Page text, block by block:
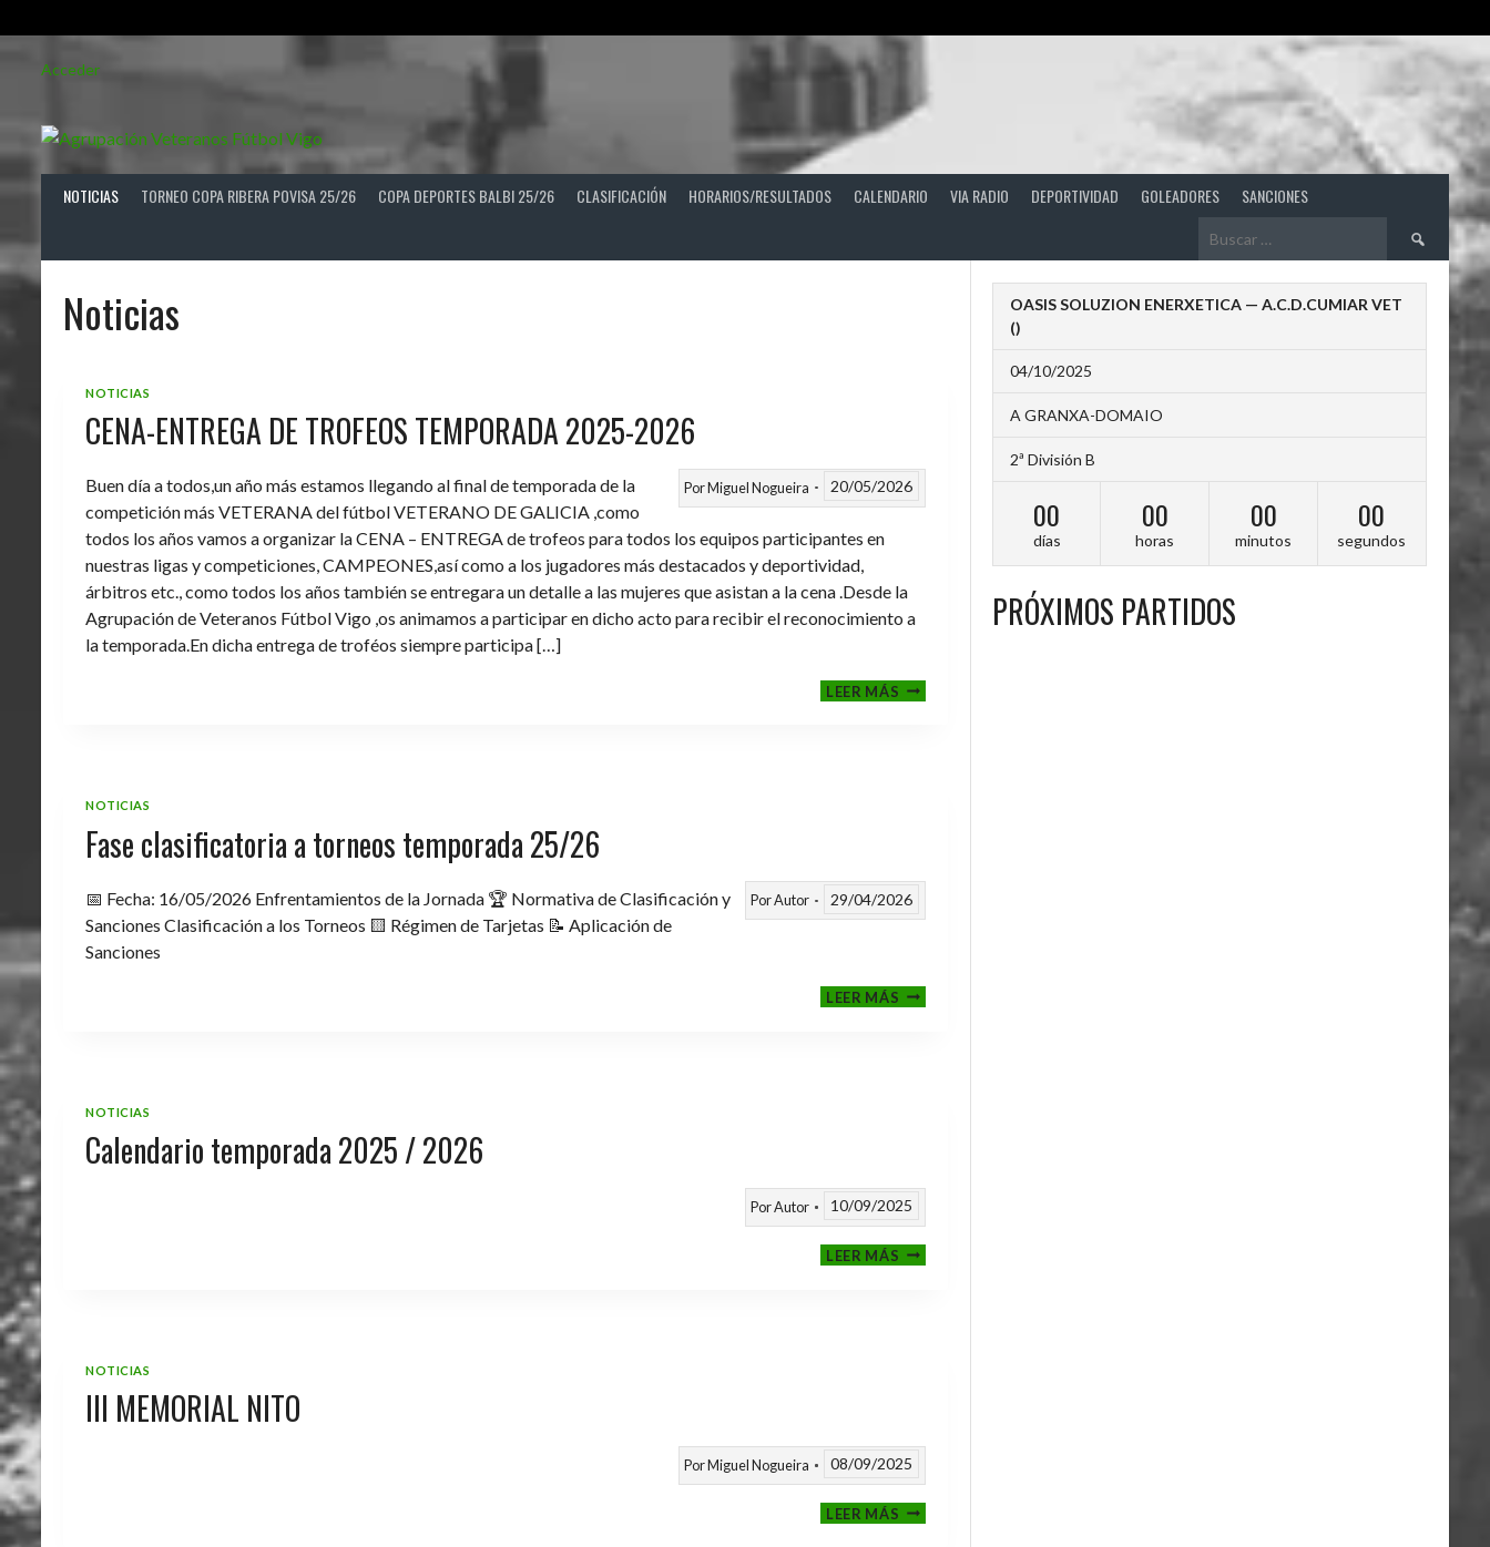
Acceder
NOTICIAS TORNEO COPA RIBERA POVISA 25/26 COPA DEPORTES BALBI 25/26 CLASIFICACIÓN HORARIOS/RESULTADOS CALENDARIO VIA RADIO DEPORTIVIDAD GOLEADORES SANCIONES
Buscar:
Noticias
NOTICIAS
CENA-ENTREGA DE TROFEOS TEMPORADA 2025-2026
PorMiguel Nogueira 20/05/2026
Buen día a todos,un año más estamos llegando al final de temporada de la
competición más VETERANA del fútbol VETERANO DE GALICIA ,como
todos los años vamos a organizar la CENA – ENTREGA de trofeos para todos los equipos participantes en
nuestras ligas y competiciones, CAMPEONES,así como a los jugadores más destacados y deportividad,
árbitros etc., como todos los años también se entregara un detalle a las mujeres que asistan a la cena .Desde la
Agrupación de Veteranos Fútbol Vigo ,os animamos a participar en dicho acto para recibir el reconocimiento a
la temporada.En dicha entrega de troféos siempre participa […]
LEER MÁSCENA-
ENTREGA
NOTICIAS
Fase clasificatoria a torneos temporada 25/26
PorAutor 29/04/2026
📅 Fecha: 16/05/2026 Enfrentamientos de la Jornada 🏆 Normativa de Clasificación y
Sanciones Clasificación a los Torneos 🟨 Régimen de Tarjetas 📝 Aplicación de
Sanciones
LEER MÁSFASE
CLASIFICATORIA
NOTICIAS
Calendario temporada 2025 / 2026
PorAutor 10/09/2025
LEER MÁSCALENDARIO
TEMPORADA
NOTICIAS
III MEMORIAL NITO
PorMiguel Nogueira 08/09/2025
LEER MÁSIII
MEMORIAL
OASIS SOLUZION ENERXETICA — A.C.D.CUMIAR VET
()
04/10/2025
A GRANXA-DOMAIO
2ª División B
00
días
00
horas
00
minutos
00
segundos
PRÓXIMOS PARTIDOS